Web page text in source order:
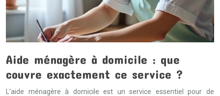
Aide ménagère à domicile : que
couvre exactement ce service ?
L’aide ménagère à domicile est un service essentiel pour de